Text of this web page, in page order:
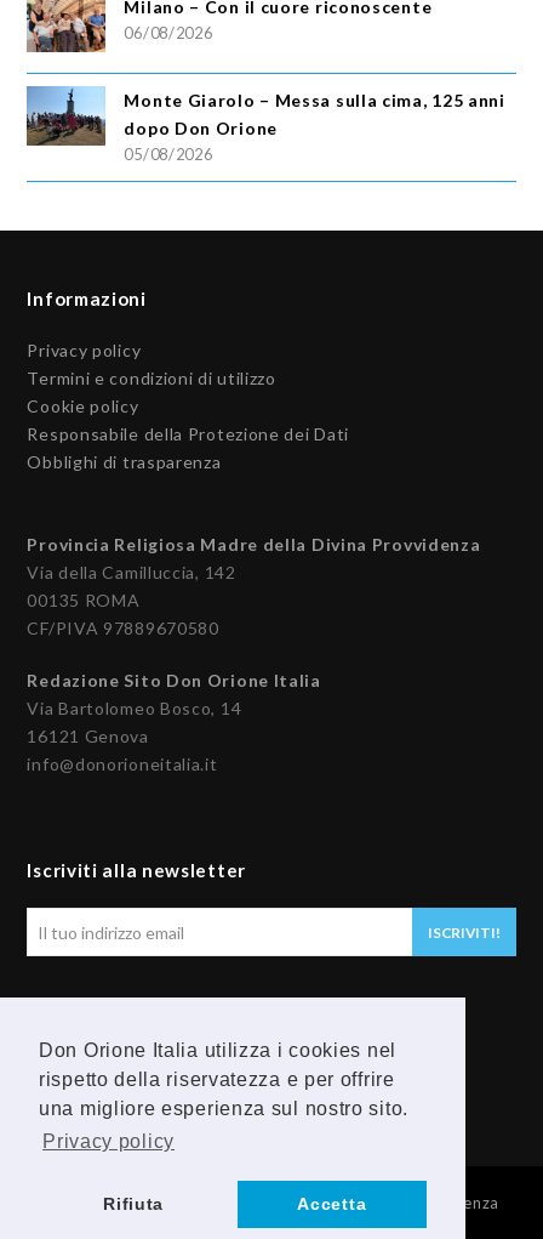
Don Orione Italia utilizza i cookies nel
rispetto della riservatezza e per offrire
una migliore esperienza sul nostro sito.
Privacy policy
Rifiuta Accetta
Milano – Con il cuore riconoscente
06/08/2026
Monte Giarolo – Messa sulla cima, 125 anni
dopo Don Orione
05/08/2026
Informazioni
Privacy policy
Termini e condizioni di utilizzo
Cookie policy
Responsabile della Protezione dei Dati
Obblighi di trasparenza
Provincia Religiosa Madre della Divina Provvidenza
Via della Camilluccia, 142
00135 ROMA
CF/PIVA 97889670580
Redazione Sito Don Orione Italia
Via Bartolomeo Bosco, 14
16121 Genova
info@donorioneitalia.it
Iscriviti alla newsletter
ISCRIVITI!
F
Y
o
t
© 2026 Provincia Religiosa Madre della Divina Provvidenza